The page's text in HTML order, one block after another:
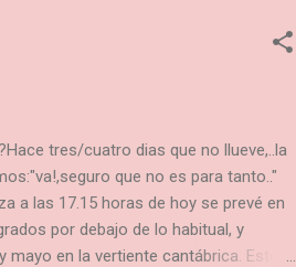
tres/cuatro dias que no llueve,..la
que no es para tanto.."
a las 17.15 horas de hoy se prevé en
por debajo de lo habitual, y
en la vertiente cantábrica. Esto